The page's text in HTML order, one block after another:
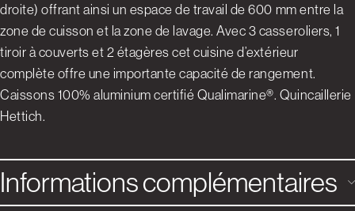
droite) offrant ainsi un espace de travail de 600 mm entre la
zone de cuisson et la zone de lavage. Avec 3 casseroliers, 1
tiroir à couverts et 2 étagères cet cuisine d’extérieur
complète offre une importante capacité de rangement.
Caissons 100% aluminium certifié Qualimarine®. Quincaillerie
Hettich.
Informations complémentaires